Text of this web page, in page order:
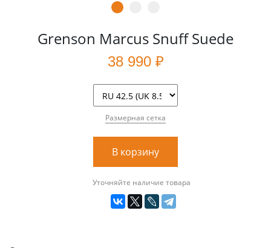
Grenson Marcus Snuff Suede
38 990 ₽
Размерная сетка
В корзину
Уточняйте наличие товара